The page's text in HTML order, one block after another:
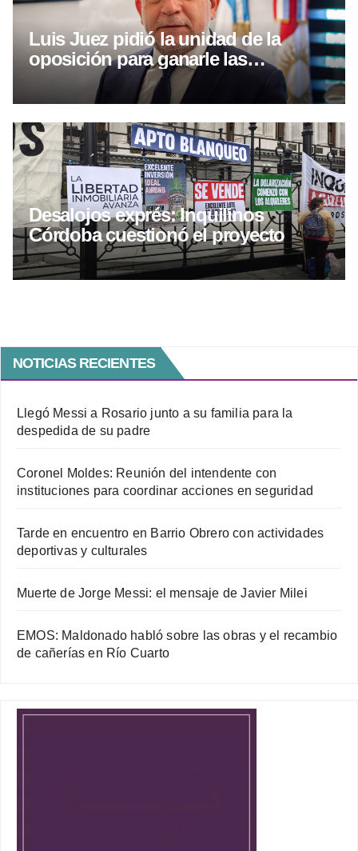
Luis Juez pidió la unidad de la
oposición para ganarle las
elecciones a Llaryora
Desalojos exprés: Inquilinos
Córdoba cuestionó el proyecto
NOTICIAS RECIENTES
Llegó Messi a Rosario junto a su familia para la
despedida de su padre
Coronel Moldes: Reunión del intendente con
instituciones para coordinar acciones en seguridad
Tarde en encuentro en Barrio Obrero con actividades
deportivas y culturales
Muerte de Jorge Messi: el mensaje de Javier Milei
EMOS: Maldonado habló sobre las obras y el recambio
de cañerías en Río Cuarto